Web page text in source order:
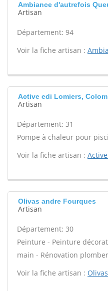
Ambiance d'autrefois
Artisan
Département: 94
Voir la fiche artisan :
Active edi Lomiers,
Artisan
Département: 31
Pompe à chaleur pour
Voir la fiche artisan :
Olivas andre Fourques
Artisan
Département: 30
Peinture - Peinture
main - Rénovation
Voir la fiche artisan :